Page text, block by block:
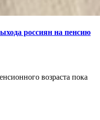
россиян на пенсию
возраста пока